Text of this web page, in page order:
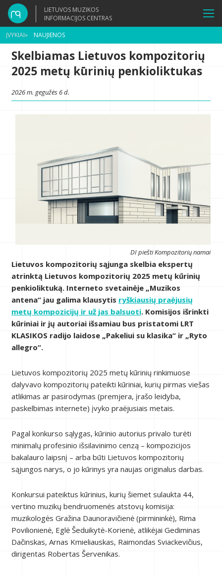
LIETUVOS MUZIKOS
INFORMACIJOS CENTRAS
ĮVYKIAI» NAUJIENOS
Skelbiamas Lietuvos kompozitorių
2025 metų kūrinių penkioliktukas
2026 m. gegužės 6 d.
DI piešti Kompozitorių namai
Lietuvos kompozitorių sąjunga skelbia ekspertų
atrinktą Lietuvos kompozitorių 2025 metų kūrinių
penkioliktuką. Interneto svetainėje „Muzikos
antena“ jau galima klausytis ryškiausių praėjusių
metų kompozicijų ir už jas balsuoti. Komisijos išrinkti
kūriniai ir jų autoriai išsamiau bus pristatomi LRT
KLASIKOS radijo laidose „Pakeliui su klasika“ ir „Ryto
allegro“.
Lietuvos kompozitorių 2025 metų kūrinių rinkimuose
dalyvavo kompozitorių pateikti kūriniai, kurių pirmas viešas
atlikimas ar pasirodymas (premjera, įrašo leidyba,
paskelbimas internete) įvyko praėjusiais metais.
Pagal konkurso sąlygas, kūrinio autorius privalo turėti
minimalų profesinio išsilavinimo cenzą – kompozicijos
bakalauro laipsnį – arba būti Lietuvos kompozitorių
sąjungos narys, o jo kūrinys yra naujas originalus darbas.
Konkursui pateiktus kūrinius, kurių šiemet sulaukta 44,
vertino muzikų bendruomenės atstovų komisija:
muzikologės Gražina Daunoravičienė (pirmininkė), Rima
Povilionienė, Eglė Šeduikytė-Korienė, atlikėjai Gediminas
Dačinskas, Arnas Kmieliauskas, Raimondas Sviackevičius,
dirigentas Robertas Šervenikas.